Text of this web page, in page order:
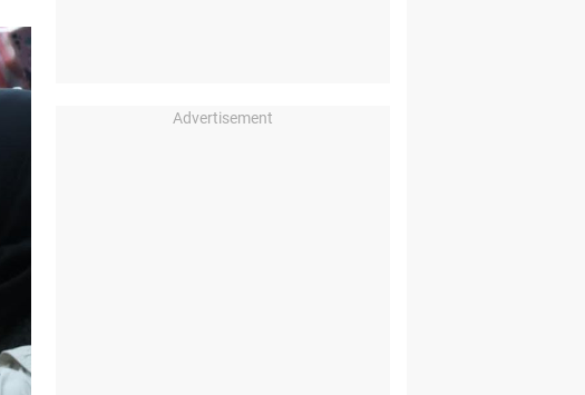
Advertisement